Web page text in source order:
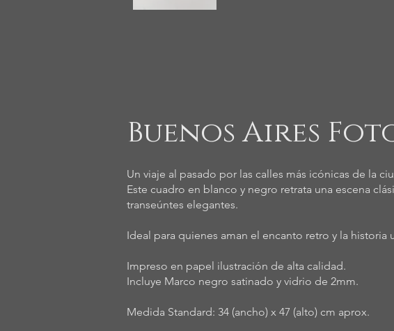
Buenos Aires
Un viaje al pasado por las calles más icónicas de la
Este cuadro en blanco y negro retrata una escena
transeúntes elegantes.
Ideal para quienes aman el encanto retro y la historia
Impreso en papel ilustración de alta calidad.
Incluye Marco negro satinado y vidrio de 2mm.
Medida Standard: 34 (ancho) x 47 (alto) cm aprox.